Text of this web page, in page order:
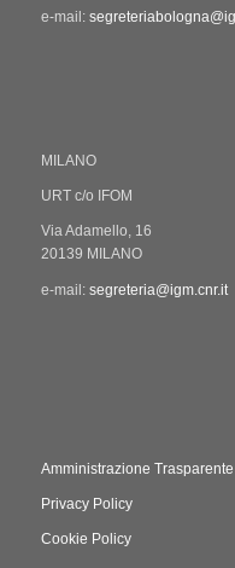
e-mail:
MILANO
URT c/o IFOM
Via Adamello, 16
20139 MILANO
e-mail: segreteria@igm.cnr.it
Amministrazione Trasparente
Privacy Policy
Cookie Policy